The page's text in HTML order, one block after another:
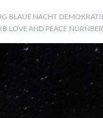
BLAUE NACHT
LOVE AND PEACE